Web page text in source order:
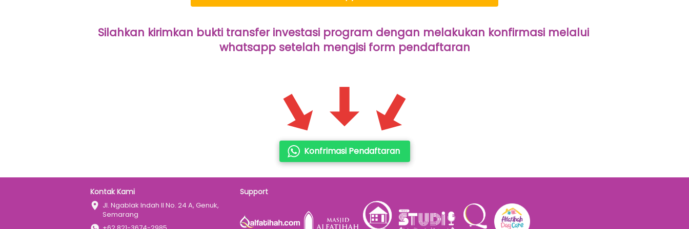
Silahkan kirimkan bukti transfer investasi program dengan melakukan konfirmasi melalui
whatsapp setelah mengisi form pendaftaran
` Konfrimasi Pendaftaran
Kontak Kami
Jl. Ngablak Indah II No. 24 A, Genuk,
Semarang
Support